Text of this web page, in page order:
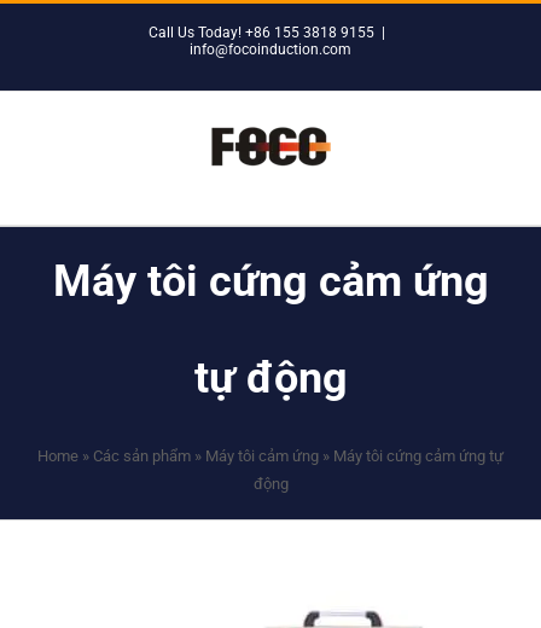
Call Us Today! +86 155 3818 9155
info@focoinduction.com
Máy tôi cứng cảm ứng
tự động
Home » Các sản phẩm » Máy tôi cảm ứng » Máy tôi cứng cảm ứng tự
động